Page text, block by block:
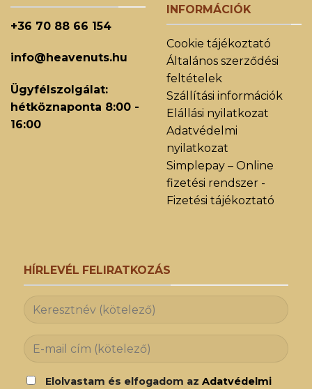
+36 70 88 66 154
info@heavenuts.hu
Ügyfélszolgálat:
hétköznaponta 8:00 -
16:00
INFORMÁCIÓK
Cookie tájékoztató
Általános szerződési
feltételek
Szállítási információk
Elállási nyilatkozat
Adatvédelmi
nyilatkozat
Simplepay – Online
fizetési rendszer -
Fizetési tájékoztató
HÍRLEVÉL FELIRATKOZÁS
Elolvastam és elfogadom az Adatvédelmi